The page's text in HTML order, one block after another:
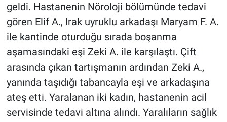
geldi. Hastanenin Nöroloji bölümünde tedavi
gören Elif A., Irak uyruklu arkadaşı Maryam F. A.
ile kantinde oturduğu sırada boşanma
aşamasındaki eşi Zeki A. ile karşılaştı. Çift
arasında çıkan tartışmanın ardından Zeki A.,
yanında taşıdığı tabancayla eşi ve arkadaşına
ateş etti. Yaralanan iki kadın, hastanenin acil
servisinde tedavi altına alındı. Yaralıların sağlık
Koronavirüs
Kültür Sanat
Ne demişti
Nedir